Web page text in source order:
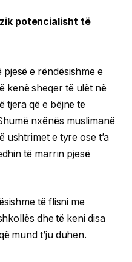
potencialisht të
pjesë e rëndësishme e
kenë sheqer të ulët në
tjera që e bëjnë të
nxënës muslimanë
ushtrimet e tyre ose t’a
të marrin pjesë
të flisni me
dhe të keni disa
mund t’ju duhen.